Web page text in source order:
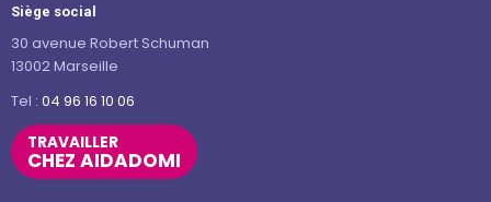
Siège social
30 avenue Robert Schuman
13002 Marseille
Tel : 04 96 16 10 06
TRAVAILLER
CHEZ AIDADOMI